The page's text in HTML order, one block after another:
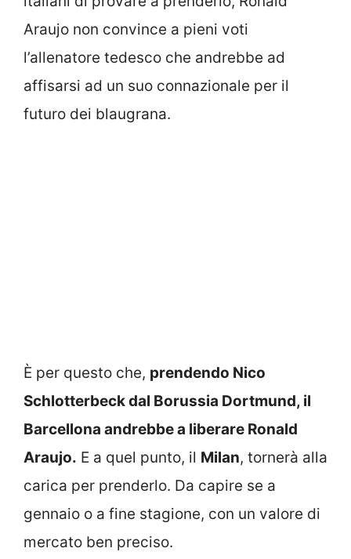
Araujo non convince a pieni voti
l’allenatore tedesco che andrebbe ad
affisarsi ad un suo connazionale per il
futuro dei blaugrana.
È per questo che, prendendo Nico
Schlotterbeck dal Borussia Dortmund, il
Barcellona andrebbe a liberare Ronald
Araujo. E a quel punto, il Milan, tornerà alla
carica per prenderlo. Da capire se a
gennaio o a fine stagione, con un valore di
mercato ben preciso.